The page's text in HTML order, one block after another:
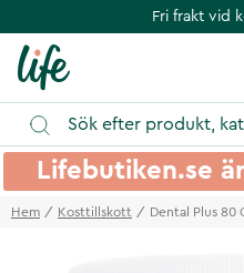
Fri frakt vid
Lifebutiken.se
Hem Kosttillskott Dental Plus 80